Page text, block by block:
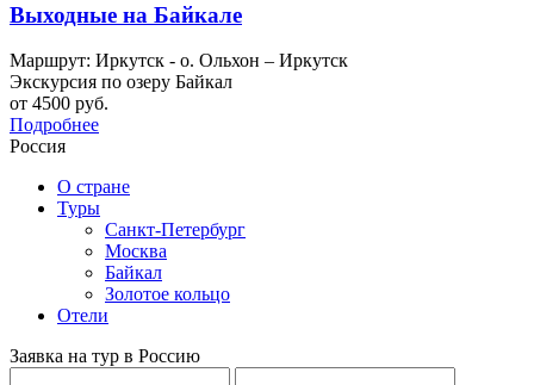
Выходные на Байкале
Маршрут: Иркутск - о. Ольхон – Иркутск
Экскурсия по озеру Байкал
от 4500 руб.
Подробнее
Россия
О стране
Туры
Санкт-Петербург
Москва
Байкал
Золотое кольцо
Отели
Заявка на тур в Россию